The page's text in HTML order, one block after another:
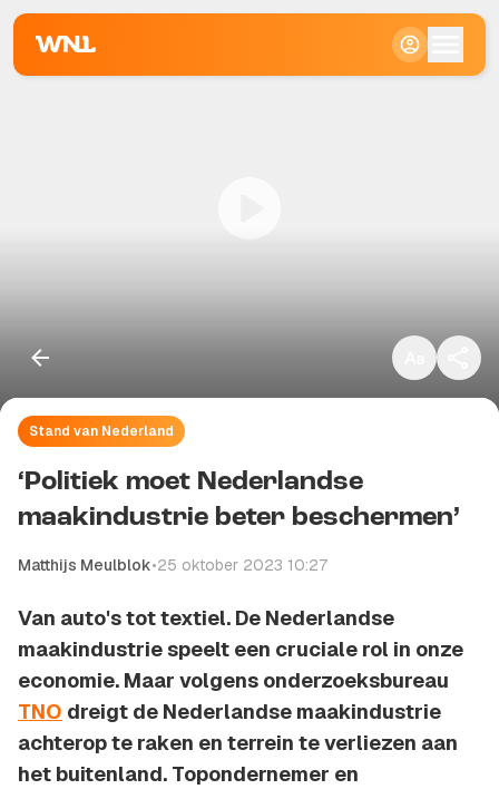
Stand van Nederland
‘Politiek moet Nederlandse
maakindustrie beter beschermen’
Matthijs Meulblok•25 oktober 2023 10:27
Van auto's tot textiel. De Nederlandse
maakindustrie speelt een cruciale rol in onze
economie. Maar volgens onderzoeksbureau
TNO dreigt de Nederlandse maakindustrie
achterop te raken en terrein te verliezen aan
het buitenland. Topondernemer en